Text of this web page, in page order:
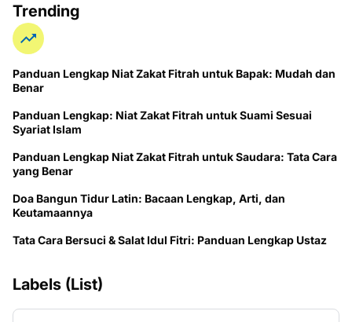
Trending
Panduan Lengkap Niat Zakat Fitrah untuk Bapak: Mudah dan
Benar
Panduan Lengkap: Niat Zakat Fitrah untuk Suami Sesuai
Syariat Islam
Panduan Lengkap Niat Zakat Fitrah untuk Saudara: Tata Cara
yang Benar
Doa Bangun Tidur Latin: Bacaan Lengkap, Arti, dan
Keutamaannya
Tata Cara Bersuci & Salat Idul Fitri: Panduan Lengkap Ustaz
Labels (List)